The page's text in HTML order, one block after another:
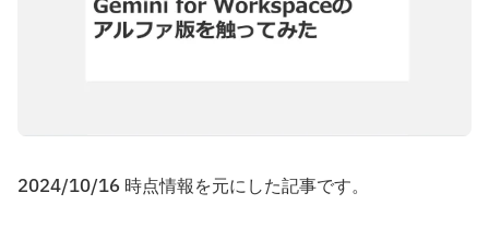
2024/10/16 時点情報を元にした記事です。